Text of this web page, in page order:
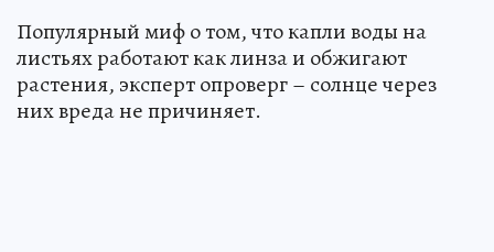
Популярный миф о том, что капли воды на
листьях работают как линза и обжигают
растения, эксперт опроверг – солнце через
них вреда не причиняет.